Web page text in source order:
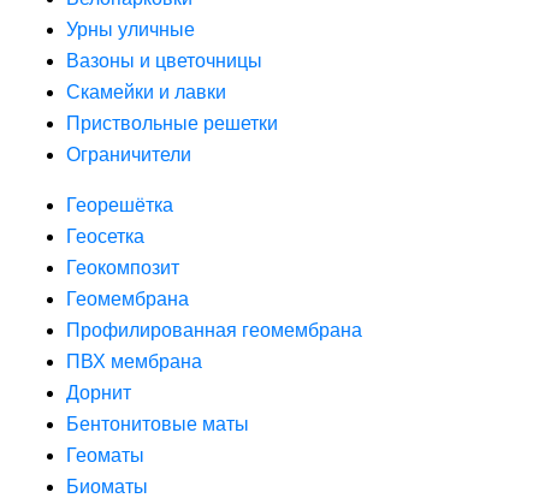
Урны уличные
Вазоны и цветочницы
Скамейки и лавки
Приствольные решетки
Ограничители
Георешётка
Геосетка
Геокомпозит
Геомембрана
Профилированная геомембрана
ПВХ мембрана
Дорнит
Бентонитовые маты
Геоматы
Биоматы